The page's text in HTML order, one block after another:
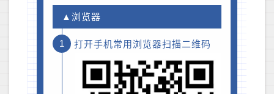
▲浏览器
1 打开手机常用浏览器扫描二维码